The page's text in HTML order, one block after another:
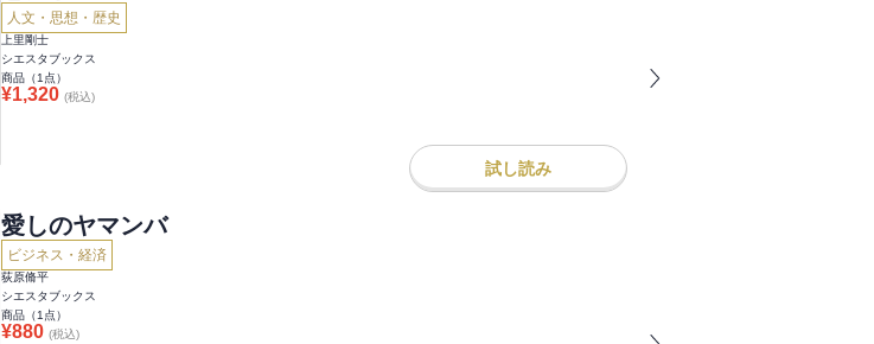
人文・思想・歴史
上里剛士
シエスタブックス
商品（1 点）
¥1,320 (税込)
試し読み
愛しのヤマンバ
ビジネス・経済
荻原脩平
シエスタブックス
商品（1 点）
¥880 (税込)